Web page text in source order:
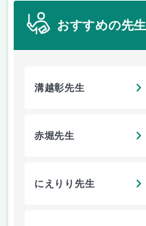
おすすめの先生
溝越彰先生
赤堀先生
にえりり先生